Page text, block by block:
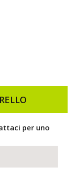
per uno